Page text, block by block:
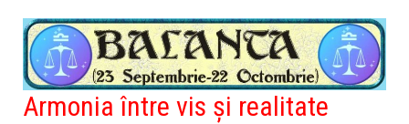
Armonia între vis și realitate